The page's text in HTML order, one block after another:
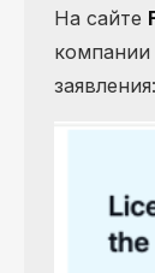
На сайте
заявления: